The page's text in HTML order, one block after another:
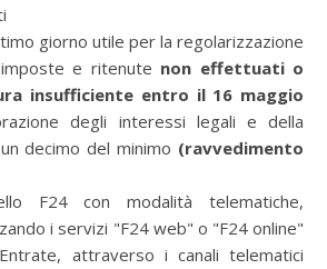
giorno utile per la regolarizzazione
e ritenute non effettuati o
insufficiente entro il 16 maggio
degli interessi legali e della
decimo del minimo (ravvedimento
F24 con modalità telematiche,
i servizi "F24 web" o "F24 online"
attraverso i canali telematici